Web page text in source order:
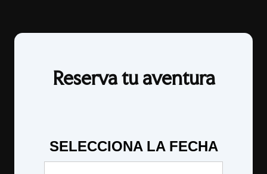
Reserva tu aventura
SELECCIONA LA FECHA